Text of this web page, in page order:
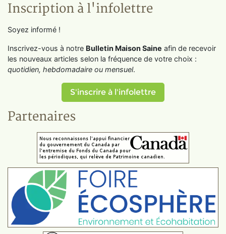
Inscription à l'infolettre
Soyez informé !
Inscrivez-vous à notre Bulletin Maison Saine afin de recevoir
les nouveaux articles selon la fréquence de votre choix :
quotidien, hebdomadaire ou mensuel.
S'inscrire à l'infolettre
Partenaires